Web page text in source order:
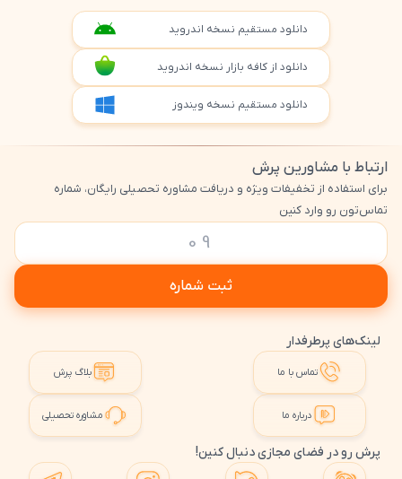
دانلود مستقیم نسخه اندروید
دانلود از کافه بازار نسخه اندروید
دانلود مستقیم نسخه ویندوز
ارتباط با مشاورین پرش
برای استفاده از تخفیفات ویژه و دریافت مشاوره تحصیلی رایگان، شماره
تماس‌تون رو وارد کنین
ثبت شماره
لینک‌های پرطرفدار
تماس با ما بلاگ پرش
درباره ما مشاوره تحصیلی
پرش رو در فضای مجازی دنبال کنین!